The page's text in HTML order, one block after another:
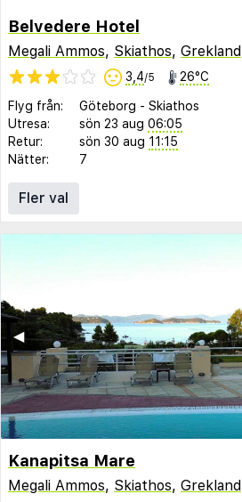
Belvedere Hotel
Megali Ammos, Skiathos, Grekland
3,4/5 26°C
Flyg från: Göteborg - Skiathos
Utresa:
sön 23 aug 06:05
Retur:
sön 30 aug 11:15
Nätter:
7
Fler val
◀︎
Kanapitsa Mare
Megali Ammos, Skiathos, Grekland